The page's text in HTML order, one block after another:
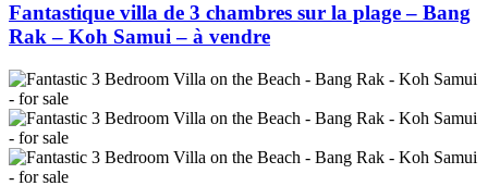
Fantastique villa de 3 chambres sur la plage – Bang
Rak – Koh Samui – à vendre